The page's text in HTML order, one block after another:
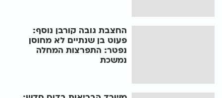
החצבת גובה קורבן נוסף:
פעוט בן שנתיים לא מחוסן
נפטר: התפרצות המחלה
נמשכת